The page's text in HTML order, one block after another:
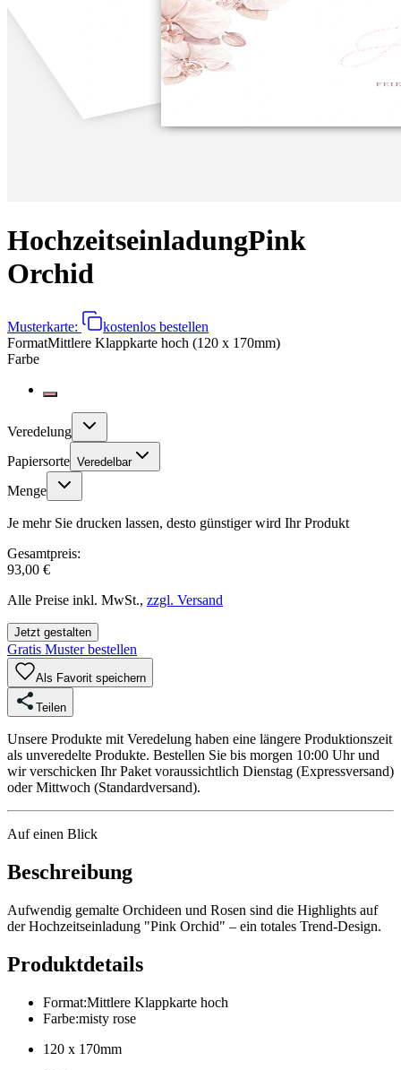
HochzeitseinladungPink
Orchid
Musterkarte:
kostenlos bestellen
FormatMittlere Klappkarte hoch (120 x 170mm)
Farbe
Veredelung
Papiersorte Veredelbar
Menge
Je mehr Sie drucken lassen, desto günstiger wird Ihr Produkt
Gesamtpreis:
93,00 €
Alle Preise inkl. MwSt., zzgl. Versand
Jetzt gestalten
Gratis Muster bestellen
Als Favorit speichern
Teilen
Unsere Produkte mit Veredelung haben eine längere Produktionszeit
als unveredelte Produkte. Bestellen Sie bis morgen 10:00 Uhr und
wir verschicken Ihr Paket voraussichtlich Dienstag (Expressversand)
oder Mittwoch (Standardversand).
Auf einen Blick
Beschreibung
Aufwendig gemalte Orchideen und Rosen sind die Highlights auf
der Hochzeitseinladung "Pink Orchid" – ein totales Trend-Design.
Produktdetails
Format:Mittlere Klappkarte hoch
Farbe:misty rose
120 x 170mm